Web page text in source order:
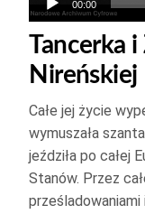
00:00
Tancerka i
Nireńskiej
Całe jej życie
wymuszała
jeździła po całej
Stanów. Przez
prześladowaniami